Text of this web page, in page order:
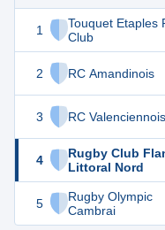
1
Touquet Etaples
Club
2 RC Amandinois
3 RC Valenciennois
4
Rugby Club
Littoral Nord
5
Rugby Olympic
Cambrai
19